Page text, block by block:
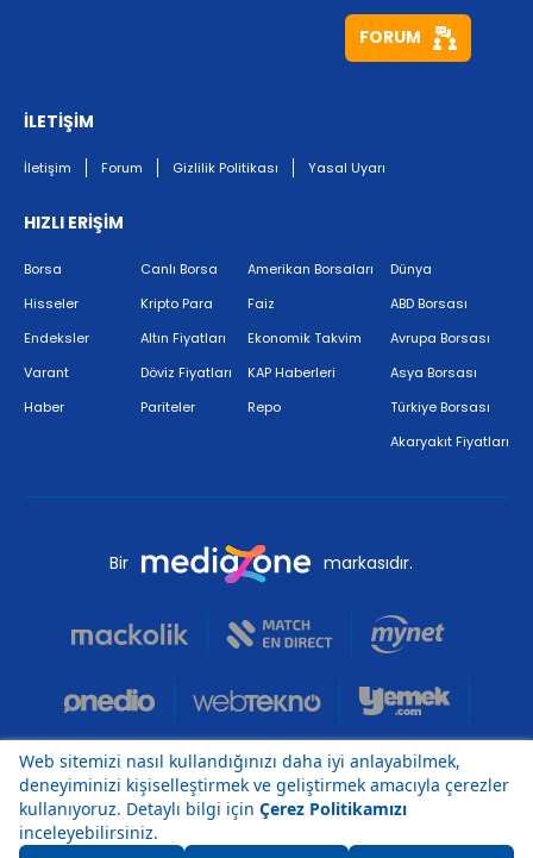
FORUM
İLETİŞİM
İletişim Forum Gizlilik Politikası Yasal Uyarı
HIZLI ERİŞİM
Borsa
Hisseler
Endeksler
Varant
Haber
Canlı Borsa
Kripto Para
Altın Fiyatları
Döviz Fiyatları
Pariteler
Amerikan Borsaları
Faiz
Ekonomik Takvim
KAP Haberleri
Repo
Dünya
ABD Borsası
Avrupa Borsası
Asya Borsası
Türkiye Borsası
Akaryakıt Fiyatları
Bir markasıdır.